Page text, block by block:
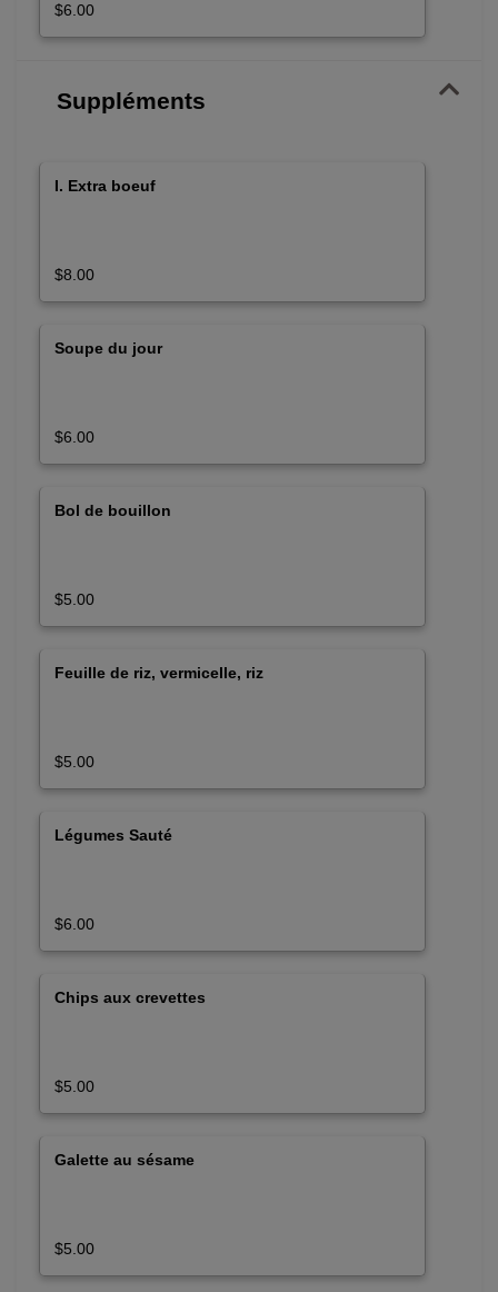
$6.00
Suppléments
I. Extra boeuf
$8.00
Soupe du jour
$6.00
Bol de bouillon
$5.00
Feuille de riz, vermicelle, riz
$5.00
Légumes Sauté
$6.00
Chips aux crevettes
$5.00
Galette au sésame
$5.00